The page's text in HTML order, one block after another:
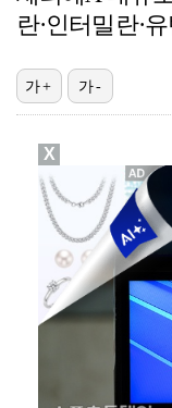
란·인터밀란·
가+ 가-
X